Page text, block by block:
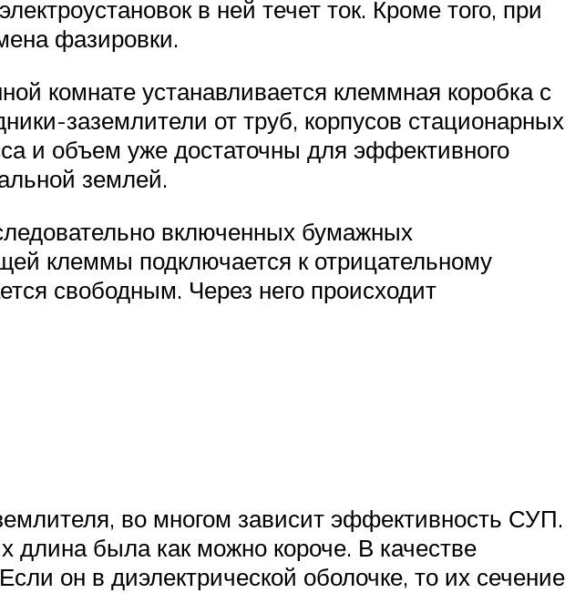
в ней течет ток. Кроме того, при
фазировки.
комнате устанавливается клеммная коробка с
заземлители от труб, корпусов стационарных
и объем уже достаточны для эффективного
землей.
включенных бумажных
клеммы подключается к отрицательному
свободным. Через него происходит
во многом зависит эффективность СУП.
длина была как можно короче. В качестве
он в диэлектрической оболочке, то их сечение